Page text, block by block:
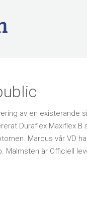
av en existerande
Duraflex Maxiflex
Marcus vår VD
Malmsten är Officiell